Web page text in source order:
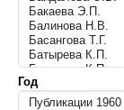
Год